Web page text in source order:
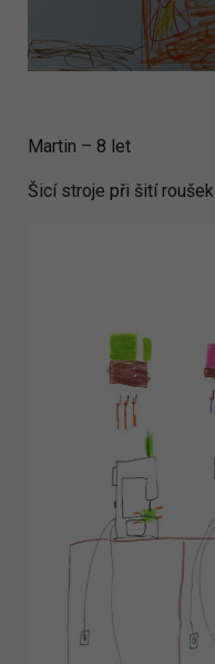
Martin – 8 let
Šicí stroje při šití roušek